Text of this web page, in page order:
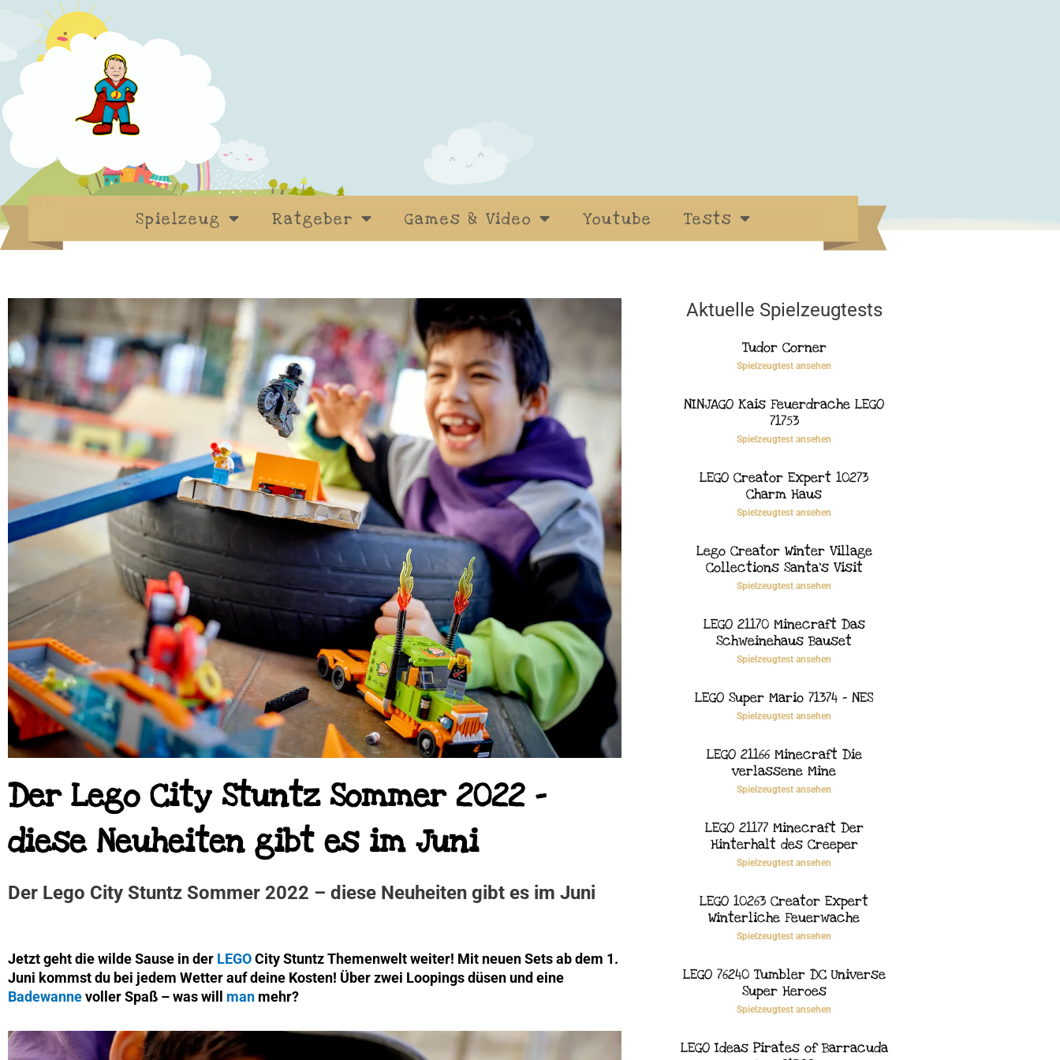
springen
Spielzeug Ratgeber Games & Video Youtube Tests
Der Lego City Stuntz Sommer 2022 –
diese Neuheiten gibt es im Juni
Der Lego City Stuntz Sommer 2022 – diese Neuheiten gibt es im Juni
Jetzt geht die wilde Sause in der LEGOCity Stuntz Themenwelt weiter! Mit neuen Sets ab dem 1.
Juni kommst du bei jedem Wetter auf deine Kosten! Über zwei Loopings düsen und eine
Badewannevoller Spaß – was will man mehr?
Aktuelle Spielzeugtests
Tudor Corner
Spielzeugtest ansehen
NINJAGO Kais Feuerdrache LEGO
71753
Spielzeugtest ansehen
LEGO Creator Expert 10273
Charm Haus
Spielzeugtest ansehen
Lego Creator Winter Village
Collections Santa’s Visit
Spielzeugtest ansehen
LEGO 21170 Minecraft Das
Schweinehaus Bauset
Spielzeugtest ansehen
LEGO Super Mario 71374 – NES
Spielzeugtest ansehen
LEGO 21166 Minecraft Die
verlassene Mine
Spielzeugtest ansehen
LEGO 21177 Minecraft Der
Hinterhalt des Creeper
Spielzeugtest ansehen
LEGO 10263 Creator Expert
Winterliche Feuerwache
Spielzeugtest ansehen
LEGO 76240 Tumbler DC Universe
Super Heroes
Spielzeugtest ansehen
LEGO Ideas Pirates of Barracuda